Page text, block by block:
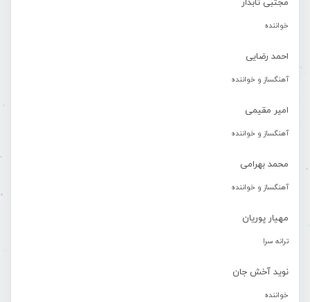
مجتبی تابدار
خواننده
احمد رضایی
آهنگساز و خواننده
امیر مقیمی
آهنگساز و خواننده
محمد بهرامی
آهنگساز و خواننده
مهیار پوریان
ترانه سرا
نوید آخش جان
خواننده